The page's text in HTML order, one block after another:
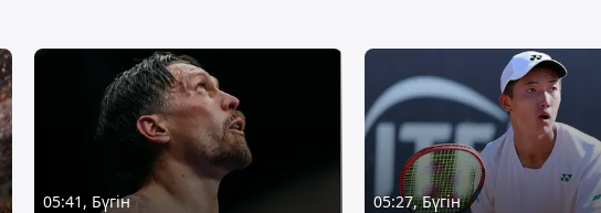
05:41, Бүгін 05:27, Бүгін